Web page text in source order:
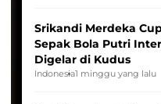
Srikandi Merdeka
Sepak Bola Putri
Digelar di Kudus
Indonesia1 minggu yang lalu